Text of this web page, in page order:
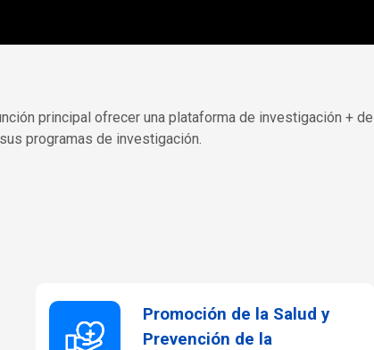
principal ofrecer una plataforma de investigación +
programas de investigación.
Promoción de la Salud y
Prevención de la